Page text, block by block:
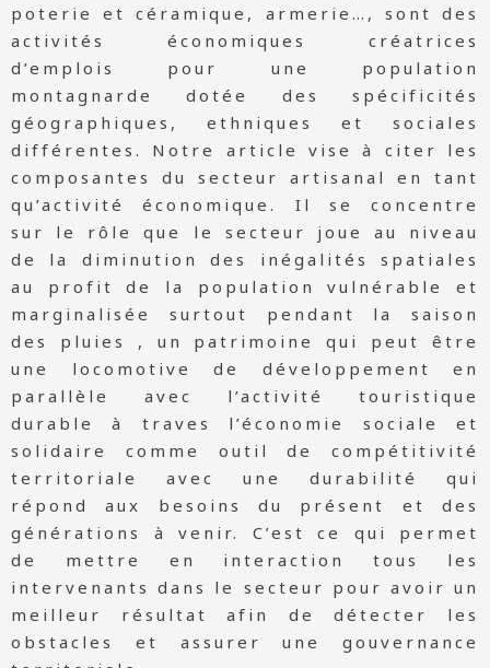
poterie et céramique, armerie…, sont des
activités économiques créatrices
d’emplois pour une population
montagnarde dotée des spécificités
géographiques, ethniques et sociales
différentes. Notre article vise à citer les
composantes du secteur artisanal en tant
qu’activité économique. Il se concentre
sur le rôle que le secteur joue au niveau
de la diminution des inégalités spatiales
au profit de la population vulnérable et
marginalisée surtout pendant la saison
des pluies , un patrimoine qui peut être
une locomotive de développement en
parallèle avec l’activité touristique
durable à traves l’économie sociale et
solidaire comme outil de compétitivité
territoriale avec une durabilité qui
répond aux besoins du présent et des
générations à venir. C’est ce qui permet
de mettre en interaction tous les
intervenants dans le secteur pour avoir un
meilleur résultat afin de détecter les
obstacles et assurer une gouvernance